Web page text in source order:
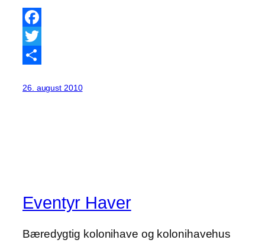
Facebook
Twitter
26. august 2010
Eventyr Haver
Bæredygtig kolonihave og kolonihavehus